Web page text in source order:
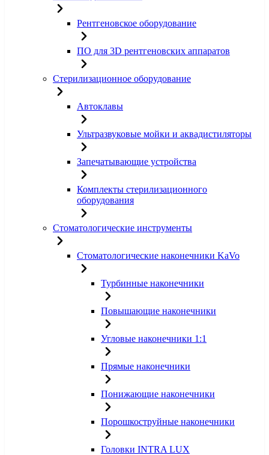
Рентгеновское оборудование
ПО для 3D рентгеновских аппаратов
Стерилизационное оборудование
Автоклавы
Ультразвуковые мойки и аквадистиляторы
Запечатывающие устройства
Комплекты стерилизационного
оборудования
Стоматологические инструменты
Стоматологические наконечники KaVo
Турбинные наконечники
Повышающие наконечники
Угловые наконечники 1:1
Прямые наконечники
Понижающие наконечники
Порошкоструйные наконечники
Головки INTRA LUX